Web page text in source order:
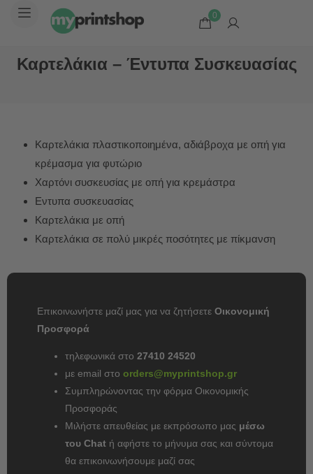
0
Καρτελάκια – Έντυπα Συσκευασίας
Καρτελάκια πλαστικοποιημένα, αδιάβροχα με οπή για
κρέμασμα για φυτώριο
Χαρτόνι συσκευσίας με οπή για κρεμάστρα
Εντυπα συσκευασίας
Καρτελάκια με οπή
Καρτελάκια σε πολύ μικρές ποσότητες με πίκμανση
Επικοινωνήστε μαζί μας για να ζητήσετε Οικονομική
Προσφορά
τηλεφωνικά στο 27410 24520
με email στο orders@myprintshop.gr
Συμπληρώνοντας την φόρμα Οικονομικής
Προσφοράς
Μιλήστε απευθείας με εκπρόσωπο μας μέσω
του Chat ή αφήστε το μήνυμα σας και σύντομα
θα επικοινωνήσουμε μαζί σας